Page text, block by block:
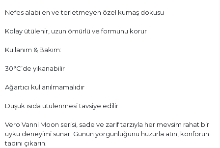
Nefes alabilen ve terletmeyen özel kumaş dokusu
Kolay ütülenir, uzun ömürlü ve formunu korur
Kullanım & Bakım:
30°C’de yıkanabilir
Ağartıcı kullanılmamalıdır
Düşük ısıda ütülenmesi tavsiye edilir
Vero Vanni Moon serisi, sade ve zarif tarzıyla her mevsim rahat bir
uyku deneyimi sunar. Günün yorgunluğunu huzurla atın, konforun
tadını çıkarın.